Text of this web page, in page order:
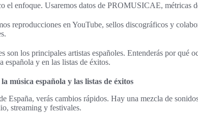
el enfoque. Usaremos datos de PROMUSICAE, métricas
reproducciones en YouTube, sellos discográficos y
son los principales artistas españoles. Entenderás por qué
española y en las listas de éxitos.
música española y las listas de éxitos
España, verás cambios rápidos. Hay una mezcla de
streaming y festivales.